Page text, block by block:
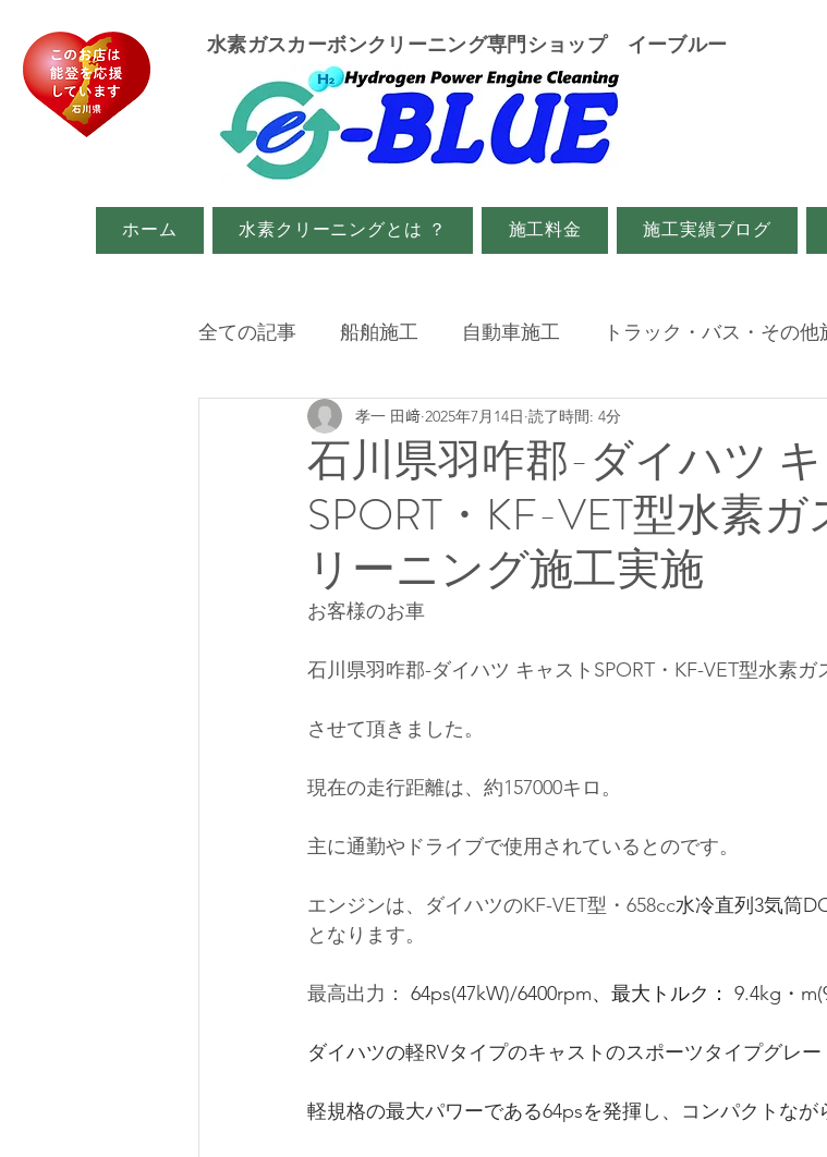
​水素ガスカーボンクリーニング専門ショップ イーブルー
ホーム 水素クリーニングとは ？ 施工料金 施工実績ブログ
全ての記事 船舶施工 自動車施工 トラック・バス・その他
イベント・メディア関係
石川県羽咋郡-ダイハツ
SPORT・KF-VET型水素
リーニング施工実施
孝一 田﨑 2025年7月14日 読了時間: 4分
お客様のお車
石川県羽咋郡-ダイハツ キャストSPORT・KF-VET型水素
させて頂きました。
現在の走行距離は、約157000キロ。
主に通勤やドライブで使用されているとのです。
エンジンは、ダイハツのKF-VET型・658cc水冷直列3気筒
となります。
最高出力： 64ps(47kW)/6400rpm、最大トルク： 9.4kg・
ダイハツの軽RVタイプのキャストのスポーツタイプグレー
軽規格の最大パワーである64psを発揮し、コンパクトなが